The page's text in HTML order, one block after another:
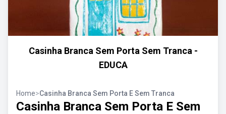
Casinha Branca Sem Porta Sem Tranca -
EDUCA
Home>Casinha Branca Sem Porta E Sem Tranca
Casinha Branca Sem Porta E Sem